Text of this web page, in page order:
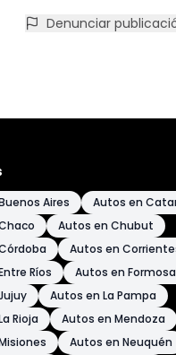
Denunciar
Aires
Autos en
Autos en Chubut
Autos en
Ríos
Autos en Formosa
Autos en La Pampa
Rioja
Autos en Mendoza
Autos en Neuquén